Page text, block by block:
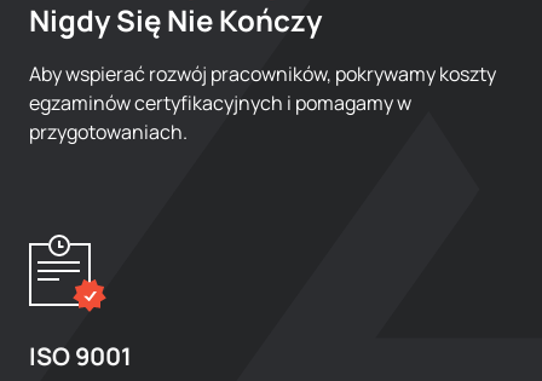
Nigdy Się Nie Kończy
Aby wspierać rozwój pracowników, pokrywamy koszty
egzaminów certyfikacyjnych i pomagamy w
przygotowaniach.
ISO 9001